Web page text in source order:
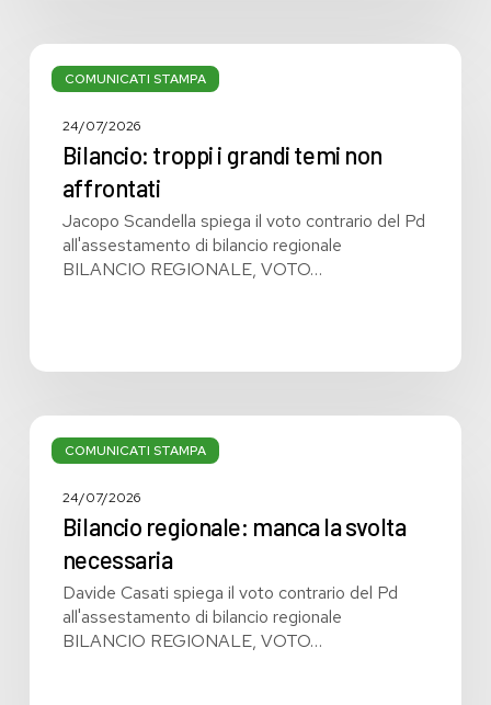
COMUNICATI STAMPA
Bilancio:
troppi
grandi
affrontati
24/07/2026
Bilancio: troppi i grandi temi non
affrontati
Jacopo Scandella spiega il voto contrario del Pd
all'assestamento di bilancio regionale
BILANCIO REGIONALE, VOTO…
COMUNICATI STAMPA
Bilancio
regionale:
svolta
24/07/2026
Bilancio regionale: manca la svolta
necessaria
Davide Casati spiega il voto contrario del Pd
all'assestamento di bilancio regionale
BILANCIO REGIONALE, VOTO…